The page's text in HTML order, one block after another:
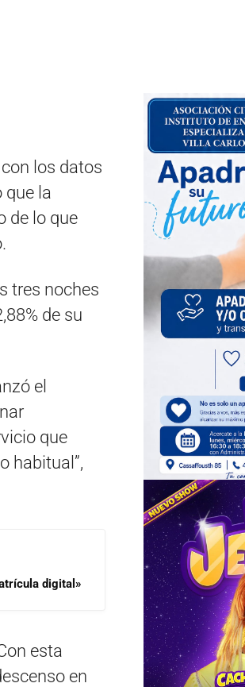
los datos
que la
de lo que
tres noches
de su
el
que
habitual”,
digital»
esta
en